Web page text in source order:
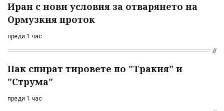
Иран с нови условия за отварянето на
Ормузкия проток
преди 1 час
Пак спират тировете по "Тракия" и
"Струма"
преди 1 час